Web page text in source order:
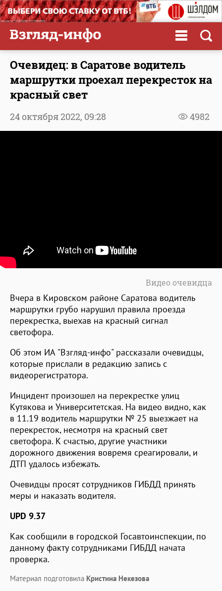
Очевидец: в Саратове водитель
маршрутки проехал перекресток на
красный свет
4982
24 октября 2022, 09:28
Видео очевидца
Вчера в Кировском районе Саратова водитель
маршрутки грубо нарушил правила проезда
перекрестка, выехав на красный сигнал
светофора.
Об этом ИА "Взгляд-инфо" рассказали очевидцы,
которые прислали в редакцию запись с
видеорегистратора.
Инцидент произошел на перекрестке улиц
Кутякова и Университетская. На видео видно, как
в 11.19 водитель маршрутки № 25 выезжает на
перекресток, несмотря на красный свет
светофора. К счастью, другие участники
дорожного движения вовремя среагировали, и
ДТП удалось избежать.
Очевидцы просят сотрудников ГИБДД принять
меры и наказать водителя.
UPD 9.37
Как сообщили в городской Госавтоинспекции, по
данному факту сотрудниками ГИБДД начата
проверка.
Материал подготовила Кристина Некезова